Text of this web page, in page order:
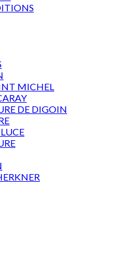
MICHEL
DE DIGOIN